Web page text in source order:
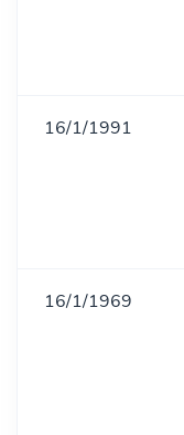
16/1/1991
16/1/1969